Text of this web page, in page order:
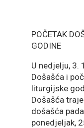
POČETAK
GODINE
U nedjelju, 3.
Došašća i
liturgijske
Došašća
došašća
ponedjeljak,